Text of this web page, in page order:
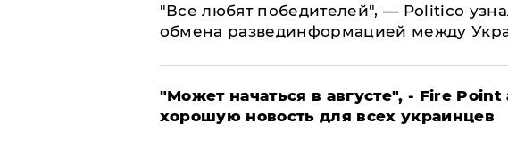
​"Все любят победителей", — Politico
обмена развединформацией между
"Может начаться в августе", - Fire Point
хорошую новость для всех украинцев